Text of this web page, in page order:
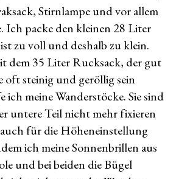
Stirnlampe und vor allem
Ich packe den kleinen 28 Liter
zu voll und deshalb zu klein.
dem 35 Liter Rucksack, der gut
oft steinig und geröllig sein
meine Wanderstöcke. Sie sind
untere Teil nicht mehr fixieren
für die Höheneinstellung
ich meine Sonnenbrillen aus
und bei beiden die Bügel